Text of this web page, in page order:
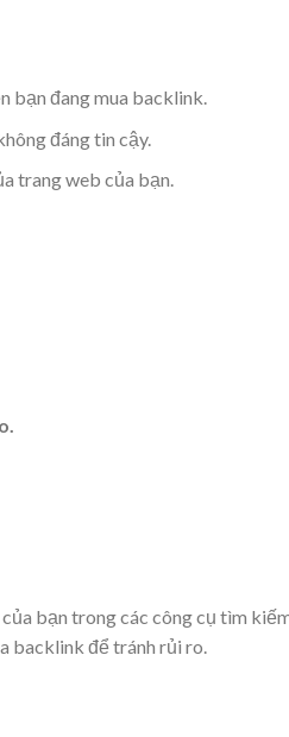
bạn đang mua backlink.
đáng tin cậy.
trang web của bạn.
bạn trong các công cụ tìm
backlink để tránh rủi ro.